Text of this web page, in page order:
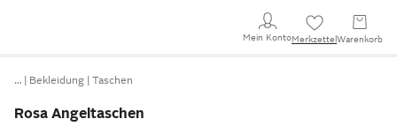
Mein KontoMerkzettel Warenkorb
… Bekleidung Taschen
Rosa Angeltaschen